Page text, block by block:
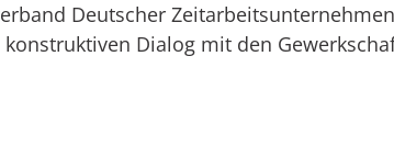
Deutscher
Dialog mit den